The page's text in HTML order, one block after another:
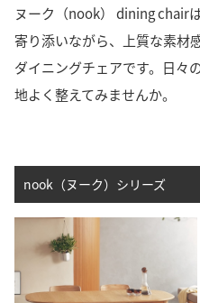
ヌーク（nook） dining chair
寄り添いながら、上質な素材
ダイニングチェアです。日々
地よく整えてみませんか。
nook（ヌーク）シリーズ